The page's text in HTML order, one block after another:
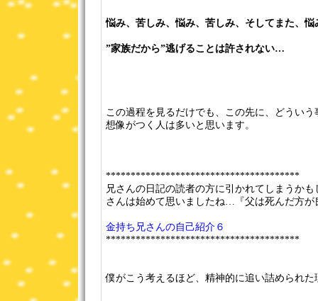
悩み、苦しみ、悩み、苦しみ、そしてまた、
”家族だから”逃げることは許されない…
この過程を見るだけでも、この先に、どうい
想像がつく人は多いと思います。
***************************************
兄さんの日記の読者の方に引かれてしまうか
さんは始めて思いましたね…『父は死んだ方
金持ち兄さんの自己紹介６
***************************************
僕がこう考えるほど、精神的に追い詰められ